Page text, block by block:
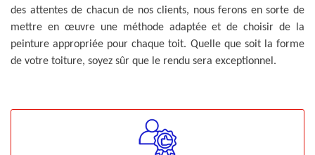
des attentes de chacun de nos clients, nous ferons en sorte de
mettre en œuvre une méthode adaptée et de choisir de la
peinture appropriée pour chaque toit. Quelle que soit la forme
de votre toiture, soyez sûr que le rendu sera exceptionnel.